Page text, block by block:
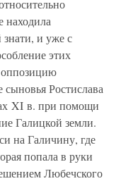
находила
и уже с
этих
оппозицию
Ростислава
XI в. при помощи
Галицкой земли.
на Галичину, где
попала в руки
Любечского